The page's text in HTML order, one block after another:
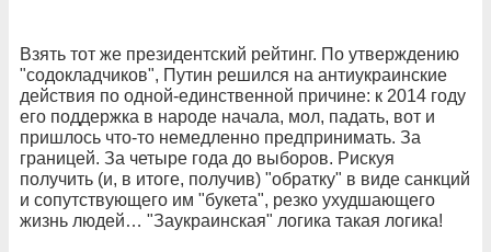
Взять тот же президентский рейтинг. По утверждению
"содокладчиков", Путин решился на антиукраинские
действия по одной-единственной причине: к 2014 году
его поддержка в народе начала, мол, падать, вот и
пришлось что-то немедленно предпринимать. За
границей. За четыре года до выборов. Рискуя
получить (и, в итоге, получив) "обратку" в виде санкций
и сопутствующего им "букета", резко ухудшающего
жизнь людей… "Заукраинская" логика такая логика!